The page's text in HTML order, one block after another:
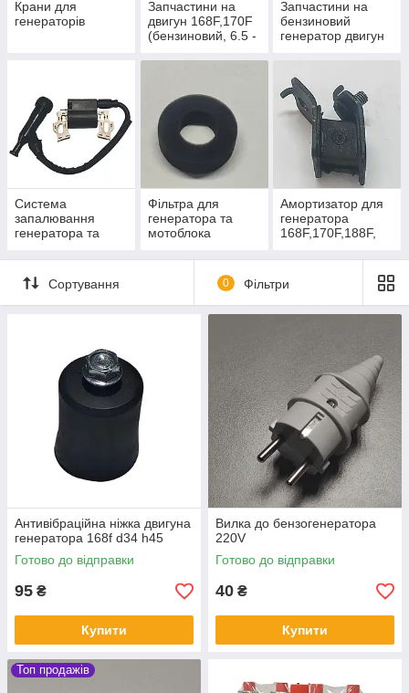
Крани для
генераторів
Запчастини на
двигун 168F,170F
(бензиновий, 6.5 -
Запчастини на
бензиновий
генератор двигун
Система
запалювання
генератора та
Фільтра для
генератора та
мотоблока
Амортизатор для
генератора
168F,170F,188F,
Сортування 0 Фільтри
Антивібраційна ніжка двигуна
генератора 168f d34 h45
Готово до відправки
95 ₴
Купити
Вилка до бензогенератора
220V
Готово до відправки
40 ₴
Купити
Топ продажів